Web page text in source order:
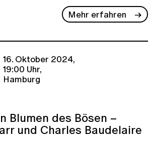
Mehr erfahren
16. Oktober 2024,
19:00 Uhr,
Hamburg
Blumen des Bösen –
und Charles Baudelaire